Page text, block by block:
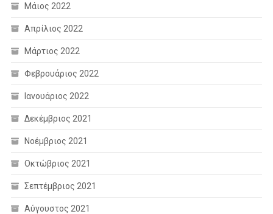
Μάιος 2022
Απρίλιος 2022
Μάρτιος 2022
Φεβρουάριος 2022
Ιανουάριος 2022
Δεκέμβριος 2021
Νοέμβριος 2021
Οκτώβριος 2021
Σεπτέμβριος 2021
Αύγουστος 2021